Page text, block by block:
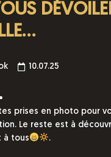
10.07.25
prises en photo pour
Le reste est à
à tous
.